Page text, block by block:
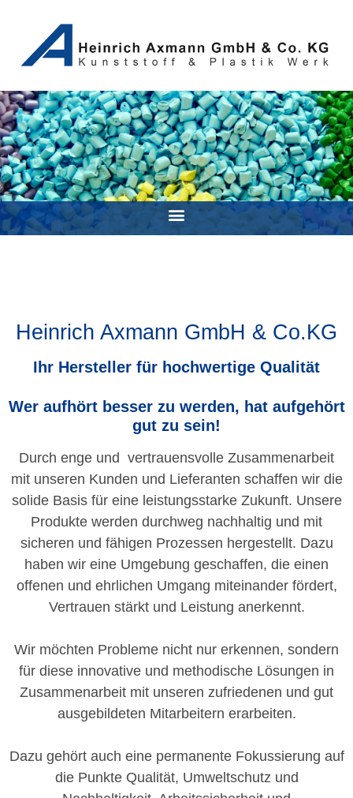
Heinrich Axmann GmbH & Co.KG
Ihr Hersteller für hochwertige Qualität
Wer aufhört besser zu werden, hat aufgehört
gut zu sein!
Durch enge und vertrauensvolle Zusammenarbeit
mit unseren Kunden und Lieferanten schaffen wir die
solide Basis für eine leistungsstarke Zukunft. Unsere
Produkte werden durchweg nachhaltig und mit
sicheren und fähigen Prozessen hergestellt. Dazu
haben wir eine Umgebung geschaffen, die einen
offenen und ehrlichen Umgang miteinander fördert,
Vertrauen stärkt und Leistung anerkennt.
Wir möchten Probleme nicht nur erkennen, sondern
für diese innovative und methodische Lösungen in
Zusammenarbeit mit unseren zufriedenen und gut
ausgebildeten Mitarbeitern erarbeiten.
Dazu gehört auch eine permanente Fokussierung auf
die Punkte Qualität, Umweltschutz und